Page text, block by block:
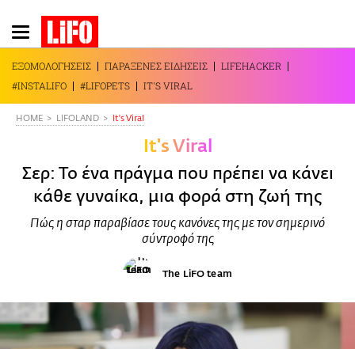
Παράκαμψη
προς
το
κυρίως
περιεχόμενο
ΕΞΟΜΟΛΟΓΗΣΕΙΣ ΠΑΡΑΞΕΝΕΣ ΕΙΔΗΣΕΙΣ
LIFEHACKER
#INSTALIFO
#LIFOPETS IT'S VIRAL
HOME LIFOLAND It's Viral
It's Viral
Σερ: Το ένα πράγμα που πρέπει να κάνει
κάθε γυναίκα, μια φορά στη ζωή της
Πώς η σταρ παραβίασε τους κανόνες της με τον σημερινό
σύντροφό της
The LiFO team